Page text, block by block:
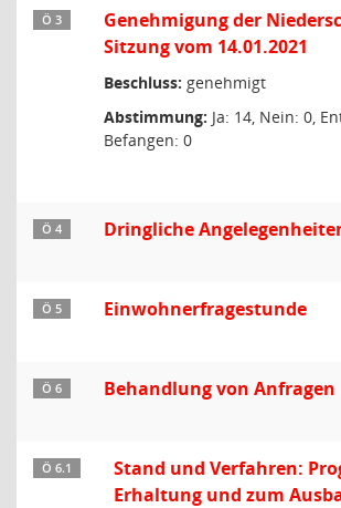
Ö 3
Genehmigung der
Sitzung vom 14.01.2021
Beschluss: genehmigt
Abstimmung: Ja: 14, Nein: 0,
Befangen: 0
Ö 4 Dringliche
Ö 5 Einwohnerfragestunde
Ö 6 Behandlung von Anfragen
Ö 6.1
Stand und Verfahren:
Erhaltung und zum